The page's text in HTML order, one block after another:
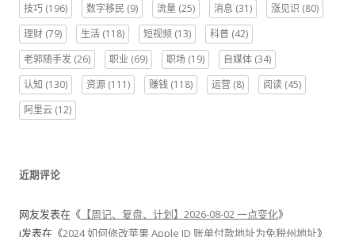
技巧 (196) 数字移民 (9) 流量 (25) 消息 (31) 涨见识 (80)
理财 (79) 生活 (118) 短视频 (13) 科普 (42)
老郭随手发 (26) 职业 (69) 职场 (19) 自媒体 (34)
认知 (130) 资源 (111) 赚钱 (118) 运营 (8) 阅读 (45)
阿里云 (12)
近期评论
网友发表在《 【周记、复盘、计划】2026-08-02 一点变化》
j发表在《2024 如何修改苹果 Apple ID 账单付款地址为免税州地址》